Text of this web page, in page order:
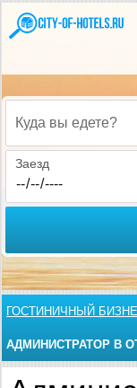
Куда вы едете?
Заезд
ГОСТИНИЧНЫЙ
АДМИНИСТРАТОР В